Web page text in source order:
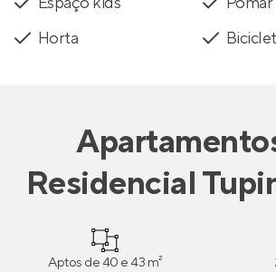
Horta
Residencial
Aptos de 40 e 43 m²